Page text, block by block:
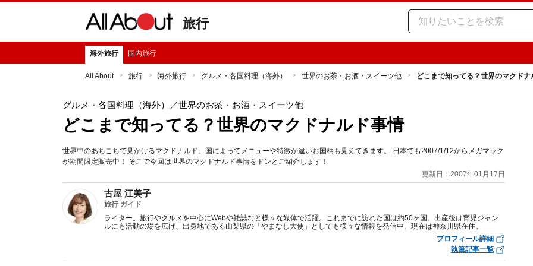
旅行
海外旅行 国内旅行
All About 旅行 海外旅行 グルメ・各国料理（海外） 世界のお茶・お酒・スイーツ他 どこまで知ってる？世界のマクドナ
グルメ・各国料理（海外） ／世界のお茶・お酒・スイーツ他
どこまで知ってる？世界のマクドナルド事情
世界中のあちこちで見かけるマクドナルド。国によってメニューや特徴が違いお国柄も見えてきます。 日本でも2007/1/12からメガマック
が期間限定販売中！ そこで今回は世界のマクドナルド事情をドンとご紹介します！
更新日：2007年01月17日
古屋 江美子
旅行 ガイド
ライター。旅行やグルメを中心にWebや雑誌など様々な媒体で活躍。これまでに訪れた国は約50ヶ国。出産後は育児ジャン
ルにも活動の場を広げ、出身地である山梨県の「やまなし大使」としても様々な情報を発信中。現在は神奈川県在住。
プロフィール詳細
執筆記事一覧